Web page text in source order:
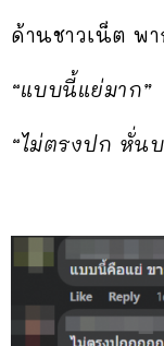
ด้านชาวเน็ต พ
“แบบนี้แย่มาก”
“ไม่ตรงปก หั่นบ